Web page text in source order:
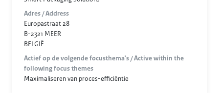
Adres / Address
Europastraat 28
B-2321 MEER
BELGIË
Actief op de volgende focusthema's / Active within the
following focus themes
Maximaliseren van proces-efficiëntie